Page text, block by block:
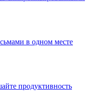
в одном месте
продуктивность